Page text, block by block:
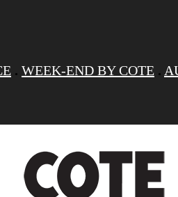
. WEEK-END BY COTE .